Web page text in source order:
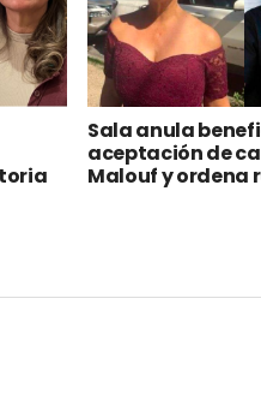
Sala anula
aceptación de
Malouf y ordena
audiencia por
Floridalma
al